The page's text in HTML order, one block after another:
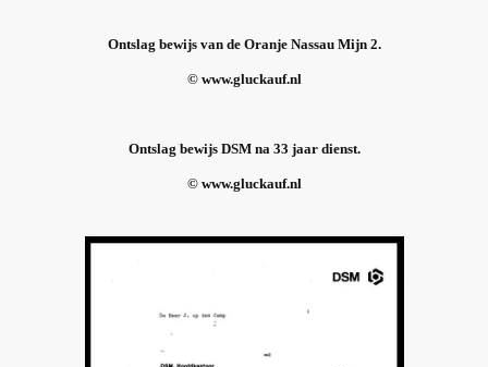
Ontslag bewijs van de Oranje Nassau Mijn 2.
© www.gluckauf.nl
Ontslag bewijs DSM na 33 jaar dienst.
© www.gluckauf.nl